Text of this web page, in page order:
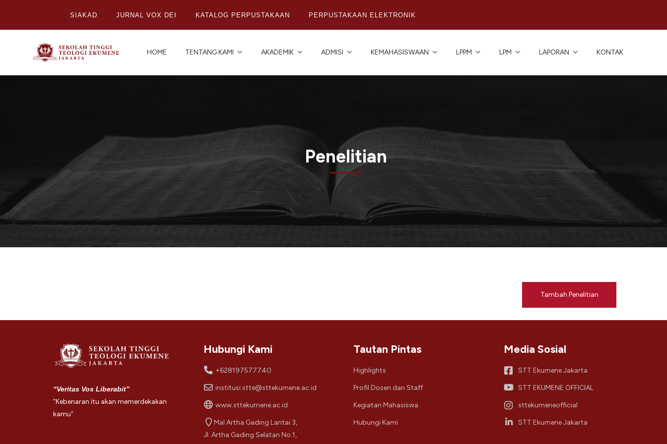
SIAKAD JURNAL VOX DEI KATALOG PERPUSTAKAAN PERPUSTAKAAN ELEKTRONIK
HOME TENTANG KAMI AKADEMIK ADMISI KEMAHASISWAAN LPPM LPM LAPORAN KONTAK
Penelitian
Tambah Penelitian
“Veritas Vos Liberabit”
“Kebenaran itu akan memerdekakan
kamu”
Hubungi Kami
+628197577740
institusi.stte@sttekumene.ac.id
www.sttekumene.ac.id
Mal Artha Gading Lantai 3,
Jl. Artha Gading Selatan No.1,
Tautan Pintas
Highlights
Profil Dosen dan Staff
Kegiatan Mahasiswa
Hubungi Kami
Media Sosial
STT Ekumene Jakarta
STT EKUMENE OFFICIAL
sttekumeneofficial
STT Ekumene Jakarta